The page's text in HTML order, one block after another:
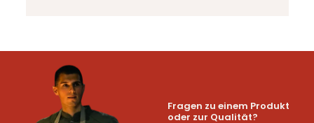
Fragen zu einem Produkt
oder zur Qualität?